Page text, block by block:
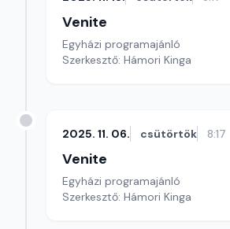
Venite
Egyházi programajánló
Szerkesztő: Hámori Kinga
2025. 11. 06. csütörtök 8:17
Venite
Egyházi programajánló
Szerkesztő: Hámori Kinga